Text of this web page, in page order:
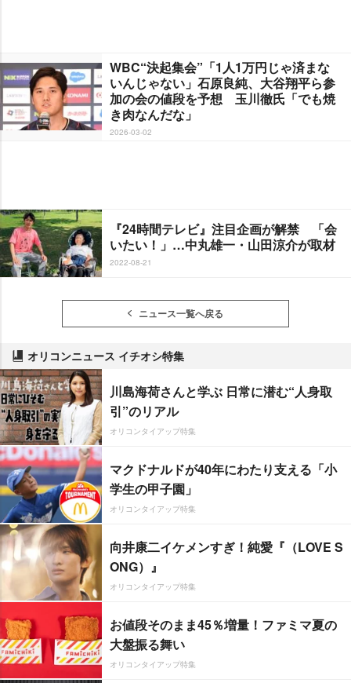
WBC“決起集会”「1人1万円じゃ済まな
いんじゃない」石原良純、大谷翔平ら参
加の会の値段を予想 玉川徹氏「でも焼
き肉なんだな」
2026-03-02
『24時間テレビ』注目企画が解禁 「会
いたい！」…中丸雄一・山田涼介が取材
2022-08-21
ニュース一覧へ戻る
オリコンニュース イチオシ特集
川島海荷さんと学ぶ 日常に潜む“人身取
引”のリアル
オリコンタイアップ特集
マクドナルドが40年にわたり支える「小
学生の甲子園」
オリコンタイアップ特集
向井康二イケメンすぎ！純愛『（LOVE S
ONG）』
オリコンタイアップ特集
お値段そのまま45％増量！ファミマ夏の
大盤振る舞い
オリコンタイアップ特集